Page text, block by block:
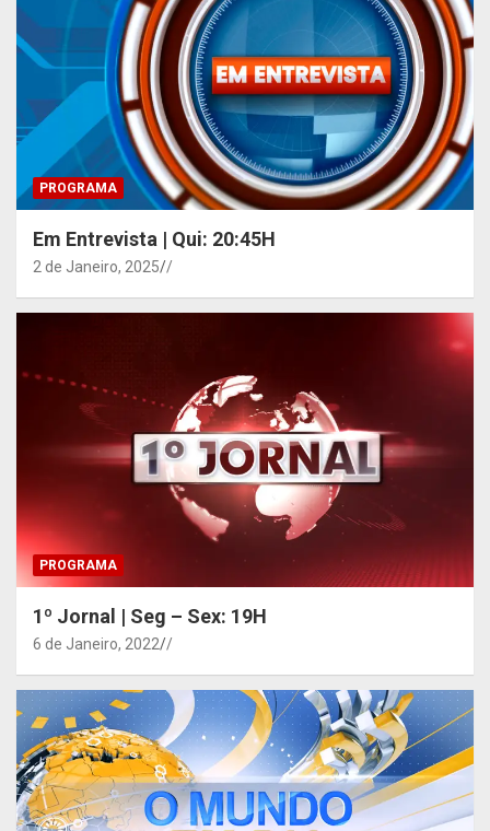
PROGRAMA
Em Entrevista | Qui: 20:45H
2 de Janeiro, 2025 /
PROGRAMA
1º Jornal | Seg – Sex: 19H
6 de Janeiro, 2022 /